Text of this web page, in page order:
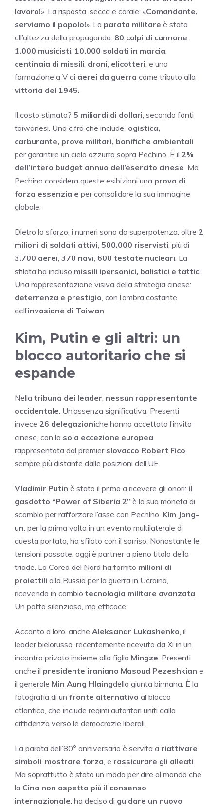
lavoro!». La risposta, secca e corale: «Comandante,
serviamo il popolo!». La parata militare è stata
all’altezza della propaganda: 80 colpi di cannone
1.000 musicisti 10.000 soldati in marcia
centinaia di missili droni elicotteri , e una
formazione a V di aerei da guerra come tributo alla
vittoria del 1945
Il costo stimato? 5 miliardi di dollari , secondo fonti
taiwanesi. Una cifra che include logistica,
carburante, prove militari, bonifiche ambientali
per garantire un cielo azzurro sopra Pechino. È il 2%
dell’intero budget annuo dell’esercito cinese . Ma
Pechino considera queste esibizioni una prova di
forza essenziale per consolidare la sua immagine
globale.
Dietro lo sfarzo, i numeri sono da superpotenza: oltre 2
milioni di soldati attivi 500.000 riservisti , più di
3.700 aerei 370 navi 600 testate nucleari . La
sfilata ha incluso missili ipersonici, balistici e tattici
Una rappresentazione visiva della strategia cinese:
deterrenza e prestigio , con l’ombra costante
dell’invasione di Taiwan
Kim, Putin e gli altri: un
blocco autoritario che si
espande
Nella tribuna dei leader nessun rappresentante
occidentale . Un’assenza significativa. Presenti
invece 26 delegazioniche hanno accettato l’invito
cinese, con la sola eccezione europea
rappresentata dal premier slovacco Robert Fico
sempre più distante dalle posizioni dell’UE.
Vladimir Putin è stato il primo a ricevere gli onori: il
gasdotto “Power of Siberia 2” è la sua moneta di
scambio per rafforzare l’asse con Pechino. Kim Jong-
un , per la prima volta in un evento multilaterale di
questa portata, ha sfilato con il sorriso. Nonostante le
tensioni passate, oggi è partner a pieno titolo della
triade. La Corea del Nord ha fornito milioni di
proiettili alla Russia per la guerra in Ucraina,
ricevendo in cambio tecnologia militare avanzata
Un patto silenzioso, ma efficace.
Accanto a loro, anche Aleksandr Lukashenko , il
leader bielorusso, recentemente ricevuto da Xi in un
incontro privato insieme alla figlia Mingze . Presenti
anche il presidente iraniano Masoud Pezeshkian e
il generale Min Aung Hlaingdella giunta birmana. È la
fotografia di un fronte alternativo al blocco
atlantico, che include regimi autoritari uniti dalla
diffidenza verso le democrazie liberali.
La parata dell’80° anniversario è servita a riattivare
simboli mostrare forza , e rassicurare gli alleati
Ma soprattutto è stato un modo per dire al mondo che
la Cina non aspetta più il consenso
internazionale: ha deciso di guidare un nuovo